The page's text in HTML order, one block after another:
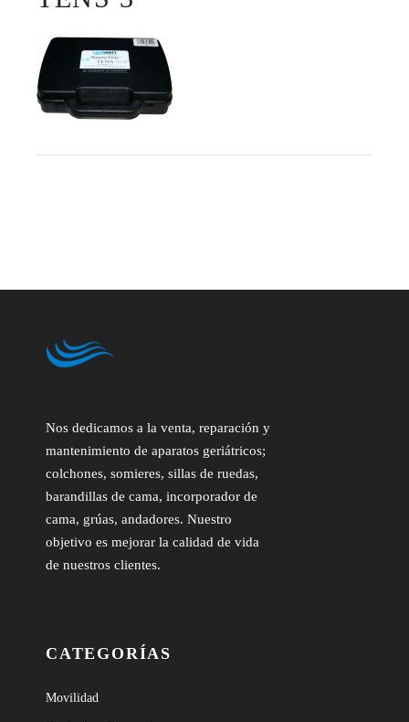
Nos dedicamos a la venta, reparación y
mantenimiento de aparatos geriátricos;
colchones, somieres, sillas de ruedas,
barandillas de cama, incorporador de
cama, grúas, andadores. Nuestro
objetivo es mejorar la calidad de vida
de nuestros clientes.
CATEGORÍAS
Movilidad